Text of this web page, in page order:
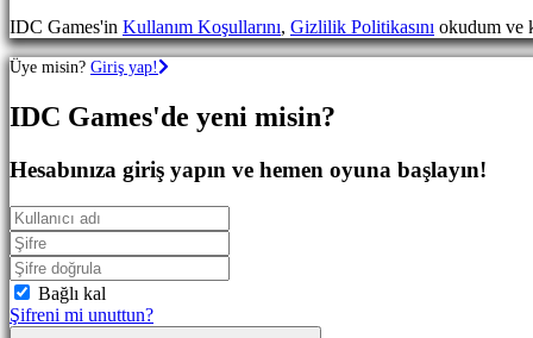
Spor
Oyunları
Nişancı
Yarış
Gündelik
oyunlar
Indie
oyunları
oyunları
Bulmaca
oyunları
IDC Games'in Kullanım Koşullarını, Gizlilik Politikasını okudum ve
Üye misin? Giriş yap!
IDC Games'de yeni misin?
Hesabınıza giriş yapın ve hemen oyuna başlayın!
Bağlı kal
Şifreni mi unuttun?